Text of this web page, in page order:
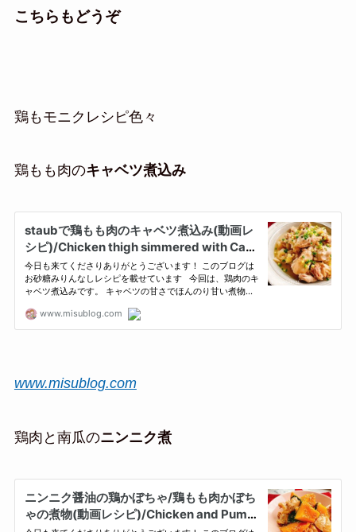
こちらもどうぞ
鶏もモニクレシピ色々
鶏もも肉のキャベツ煮込み
www.misublog.com
鶏肉と南瓜のニンニク煮